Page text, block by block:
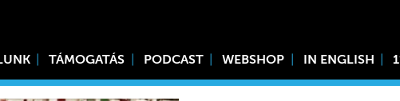
TÁMOGATÁS PODCAST WEBSHOP IN ENGLISH